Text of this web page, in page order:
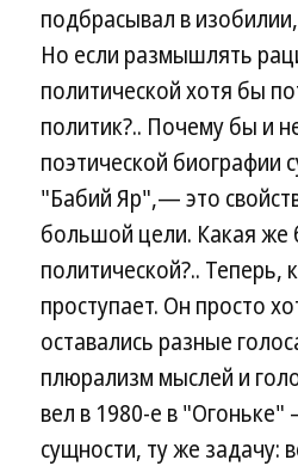
подбрасывал в
Но если размышлять
политической хотя бы
политик?.. Почему бы и
поэтической биографии
"Бабий Яр",— это
большой цели. Какая же
политической?.. Теперь,
проступает. Он просто
оставались разные
плюрализм мыслей и
вел в 1980-е в
сущности, ту же задачу: